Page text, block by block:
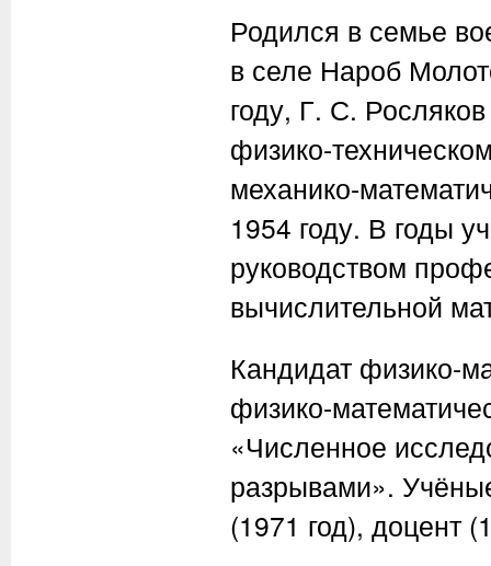
Родился в семье
в селе Нароб
году, Г. С. Росляков
физико-
механико-
1954 году. В годы
руководством
вычислительной
Кандидат физико-
физико-
«Численное
разрывами».
(1971 год), доцент